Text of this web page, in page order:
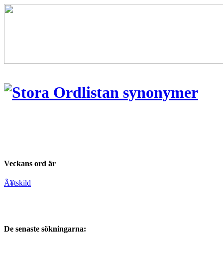
Veckans ord är
Ã¥tskild
De senaste sökningarna: